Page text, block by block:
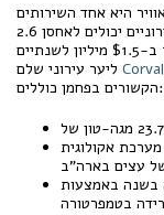
היא אחד השירותים
החשובים ביותר שלהם. מחקרים מראים כי עצים עירוניים יכולים לאחסן 2.6
טון של פחמן מדי דונם בשנה, כאשר ערך זה מוערך ב-$1.5 מיליון לשנתיים
הקשורים בפחמן כוללים:
מערכת אקולוגית
עצים בארה"ב
וואט-שעה בשנה באמצעות
בטמפרטורה